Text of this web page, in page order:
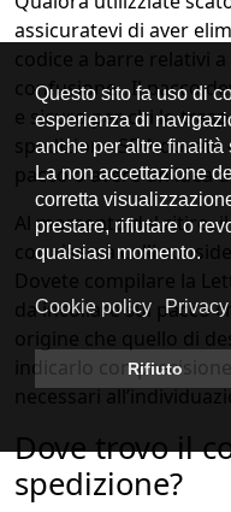
assicuratevi di aver
codice a barre relativi
confusione. Il pacco
e sicuro per chi lo
spedizione SDA
pacco o avere un'idea
Al momento del ritiro,
con riserva colli
Dovete compilare la
da incollare sul pacco
origine che quello di
indicarlo con
necessari
Dove trovo il
spedizione?